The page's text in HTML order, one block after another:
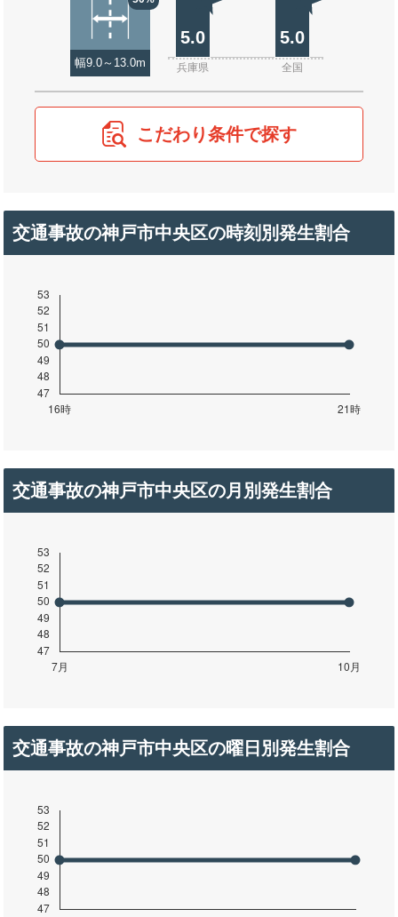
幅9.0～13.0m
5.0 5.0
兵庫県 全国
こだわり条件で探す
交通事故の神戸市中央区の時刻別発生割合
交通事故の神戸市中央区の月別発生割合
交通事故の神戸市中央区の曜日別発生割合